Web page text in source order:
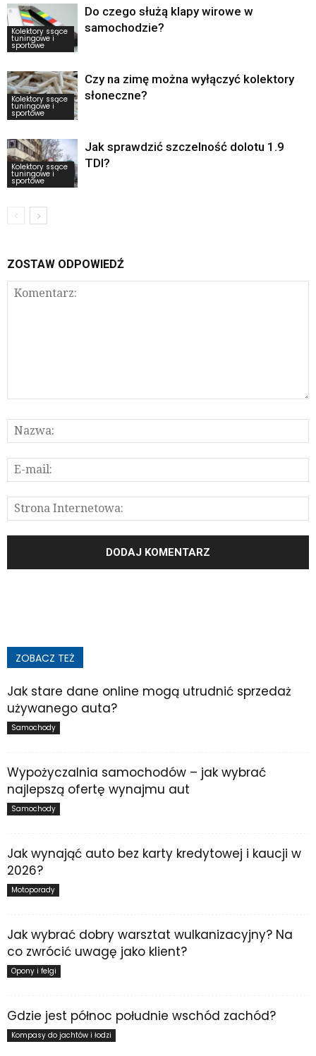
Kolektory ssące
tuningowe i
sportowe
Do czego służą klapy wirowe w
samochodzie?
Kolektory ssące
tuningowe i
sportowe
Czy na zimę można wyłączyć kolektory
słoneczne?
Kolektory ssące
tuningowe i
sportowe
Jak sprawdzić szczelność dolotu 1.9
TDI?
ZOSTAW ODPOWIEDŹ
ZOBACZ TEŻ
Jak stare dane online mogą utrudnić sprzedaż
używanego auta?
Samochody
Wypożyczalnia samochodów – jak wybrać
najlepszą ofertę wynajmu aut
Samochody
Jak wynająć auto bez karty kredytowej i kaucji w
2026?
Motoporady
Jak wybrać dobry warsztat wulkanizacyjny? Na
co zwrócić uwagę jako klient?
Opony i felgi
Gdzie jest północ południe wschód zachód?
Kompasy do jachtów i łodzi